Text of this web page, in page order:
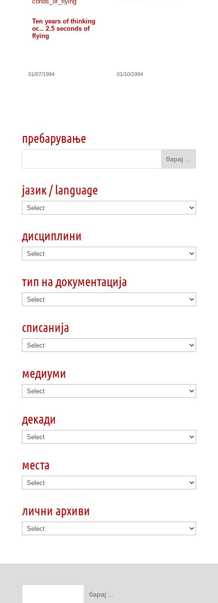
Ten years of thinking
or... 2.5 seconds of
flying
01/07/1994 01/10/1994
пребарување
јазик / language
дисциплини
тип на документација
списанија
медиуми
декади
места
лични архиви